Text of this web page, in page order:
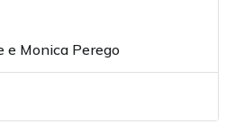
e Monica Perego